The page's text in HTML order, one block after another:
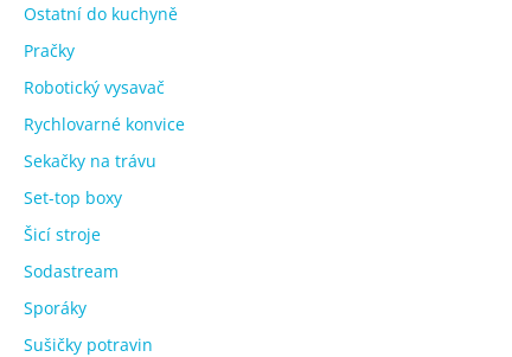
Ostatní do kuchyně
Pračky
Robotický vysavač
Rychlovarné konvice
Sekačky na trávu
Set-top boxy
Šicí stroje
Sodastream
Sporáky
Sušičky potravin